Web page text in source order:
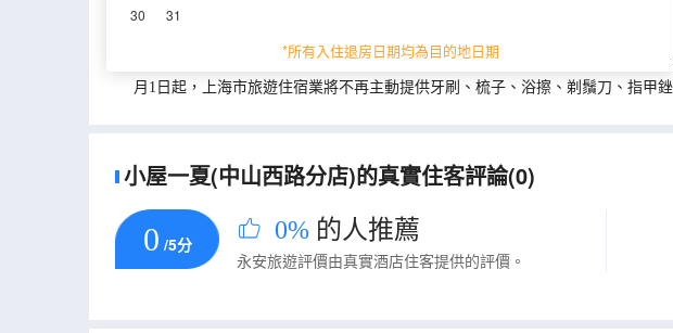
30 31
*所有入住退房日期均為目的地日期
為貫徹落實《上海市生活垃圾管理條例》相關規定，推進生活垃圾源頭減量，
月1日起，上海市旅遊住宿業將不再主動提供牙刷、梳子、浴擦、剃鬚刀、指甲
小屋一夏(中山西路分店)的真實住客評論(0)
0 /5分 0% 的人推薦
永安旅遊評價由真實酒店住客提供的評價。